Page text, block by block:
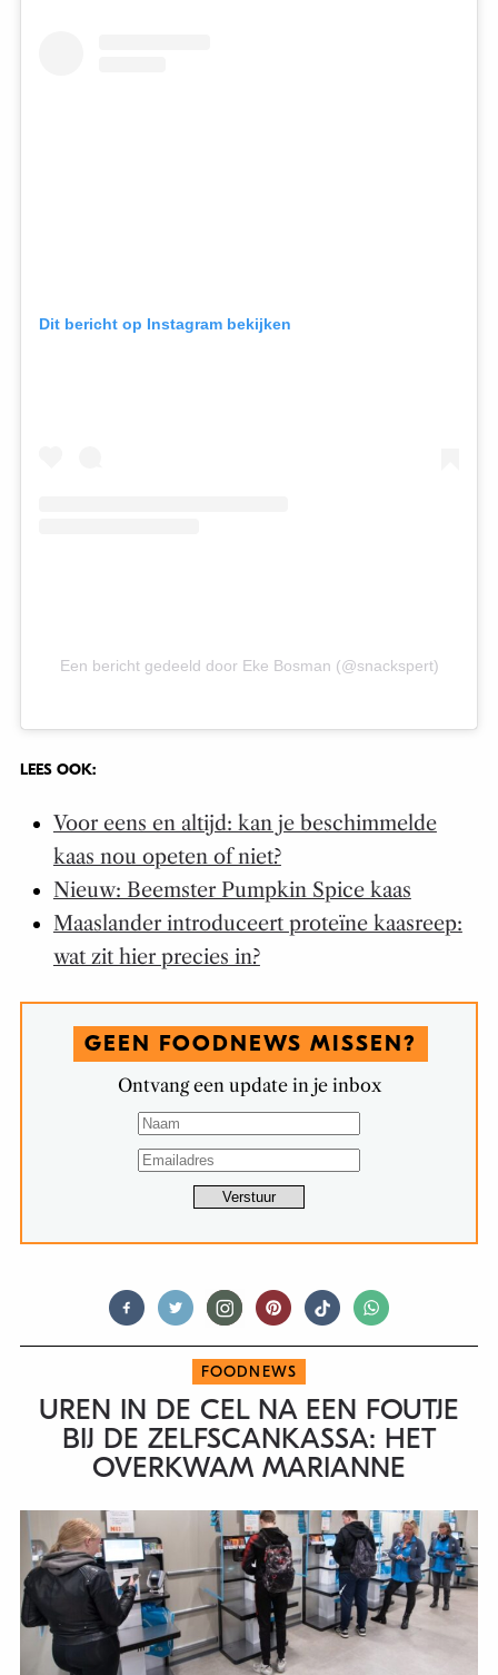
Dit bericht op Instagram bekijken
Een bericht gedeeld door Eke Bosman (@snackspert)
LEES OOK:
Voor eens en altijd: kan je beschimmelde
kaas nou opeten of niet?
Nieuw: Beemster Pumpkin Spice kaas
Maaslander introduceert proteïne kaasreep:
wat zit hier precies in?
GEEN FOODNEWS MISSEN?
Ontvang een update in je inbox
FOODNEWS
UREN IN DE CEL NA EEN FOUTJE
BIJ DE ZELFSCANKASSA: HET
OVERKWAM MARIANNE